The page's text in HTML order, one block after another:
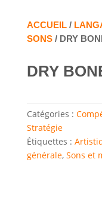
ACCUEIL/
SONS/ DRY
DRY
Catégories :
Stratégie
Étiquettes :
générale, Sons et